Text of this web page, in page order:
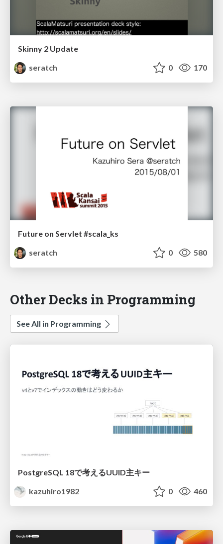
Skinny 2 Update
seratch
0 170
Future on Servlet #scala_ks
seratch
0 580
Other Decks in Programming
See All in Programming
PostgreSQL 18で考えるUUID主キー
kazuhiro1982
0 460